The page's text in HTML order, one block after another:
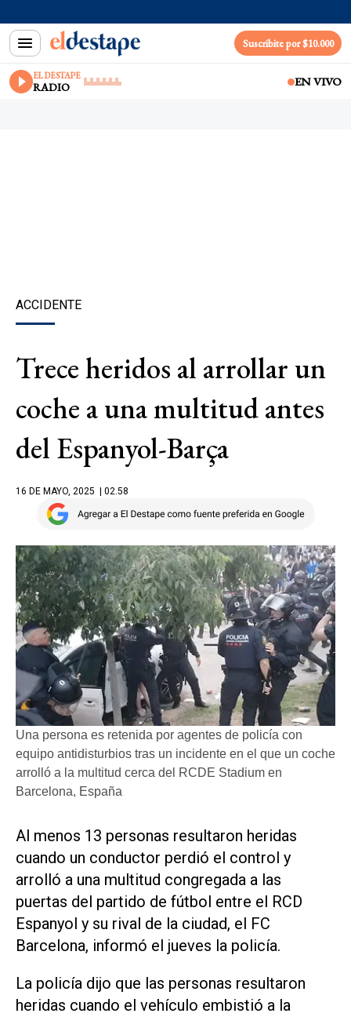
Suscribite por $10.000
EL DESTAPE
RADIO EN VIVO
ACCIDENTE
Trece heridos al arrollar un
coche a una multitud antes
del Espanyol-Barça
16 DE MAYO, 2025 | 02.58
Una persona es retenida por agentes de policía con
equipo antidisturbios tras un incidente en el que un coche
arrolló a la multitud cerca del RCDE Stadium en
Barcelona, España
Al menos 13 personas resultaron heridas
cuando un conductor perdió el control y
arrolló a una multitud congregada a las
puertas del partido de fútbol entre el RCD
Espanyol y su rival de la ciudad, el FC
Barcelona, informó el jueves la policía.
La policía dijo que las personas resultaron
heridas cuando el vehículo embistió a la